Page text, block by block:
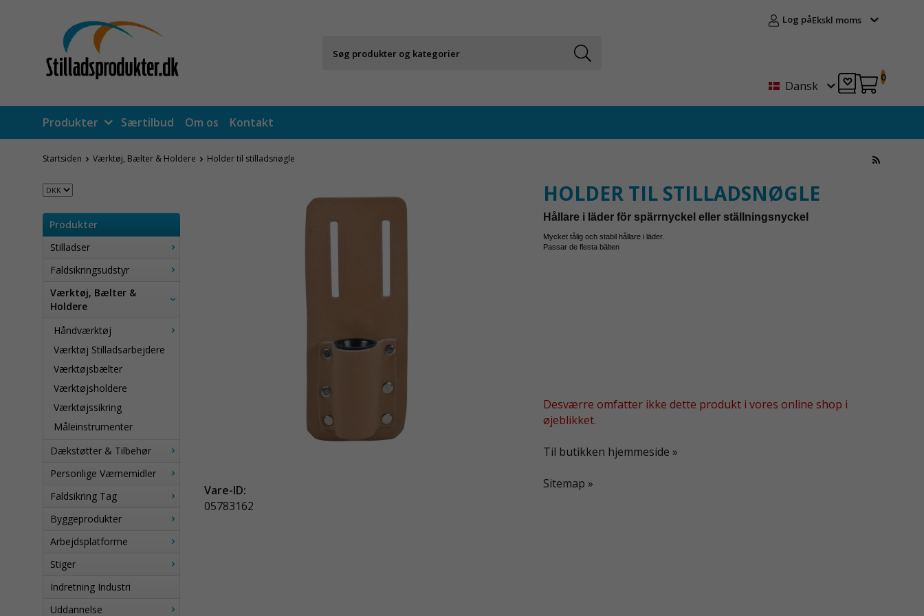
Log påEkskl moms
Dansk
0
Produkter Særtilbud Om os Kontakt
Startsiden Værktøj, Bælter & Holdere Holder til stilladsnøgle
Produkter
Stilladser
Faldsikringsudstyr
Værktøj, Bælter &
Holdere
Håndværktøj
Værktøj Stilladsarbejdere
Værktøjsbælter
Værktøjsholdere
Værktøjssikring
Måleinstrumenter
Dækstøtter & Tilbehør
Personlige Værnemidler
Faldsikring Tag
Byggeprodukter
Arbejdsplatforme
Stiger
Indretning Industri
Uddannelse
HOLDER TIL STILLADSNØGLE
Hållare i läder för spärrnyckel eller ställningsnyckel
Mycket tålig och stabil hållare i läder.
Passar de flesta bälten
Desværre omfatter ikke dette produkt i vores online shop i
øjeblikket.
Til butikken hjemmeside »
Sitemap »
Vare-ID:
05783162